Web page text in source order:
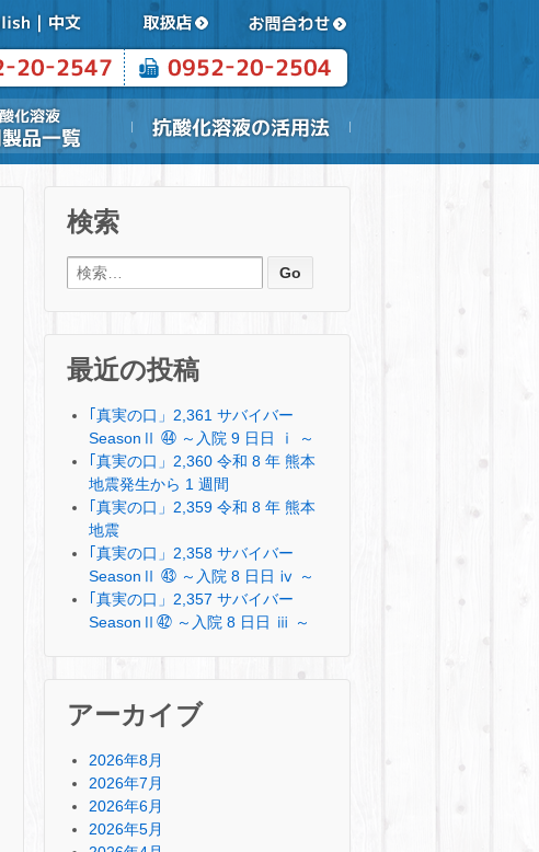
検索
検索:
最近の投稿
｢真実の口」2,361 サバイバー
SeasonⅡ ㊹ ～入院 9 日日 ⅰ ～
｢真実の口」2,360 令和 8 年 熊本
地震発生から 1 週間
｢真実の口」2,359 令和 8 年 熊本
地震
｢真実の口」2,358 サバイバー
SeasonⅡ ㊸ ～入院 8 日日 ⅳ ～
｢真実の口」2,357 サバイバー
SeasonⅡ㊷ ～入院 8 日日 ⅲ ～
アーカイブ
2026年8月
2026年7月
2026年6月
2026年5月